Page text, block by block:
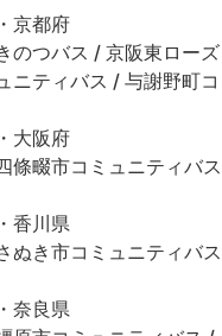
・京都府
のつバス / 京阪東ロー
ニティバス / 与謝野町
・大阪府
條畷市コミュニティバ
・香川県
ぬき市コミュニティバ
・奈良県